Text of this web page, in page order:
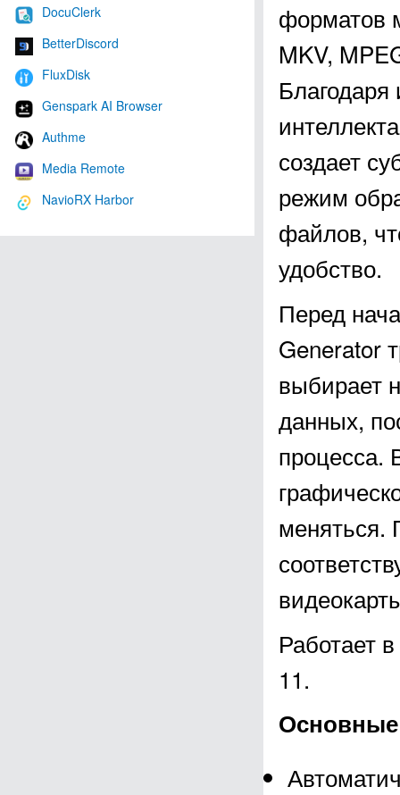
DocuClerk
BetterDiscord
FluxDisk
Genspark AI Browser
Authme
Media Remote
NavioRX Harbor
форматов
MKV,
Благодаря
создает
режим
файлов,
удобство.
Перед
Generator
выбирает
данных,
процесса.
меняться.
Работает
11.
Основные